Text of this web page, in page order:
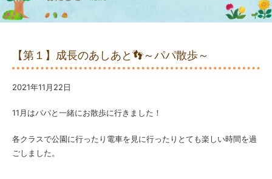
【第１】成長のあしあと👣～パパ散歩～
2021年11月22日
11月はパパと一緒にお散歩に行きました！
各クラスで公園に行ったり電車を見に行ったりとても楽しい時間を過
ごしました。